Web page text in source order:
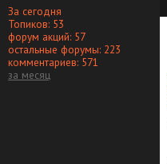
За сегодня
Топиков: 53
форум акций: 57
остальные форумы: 223
комментариев: 571
за месяц